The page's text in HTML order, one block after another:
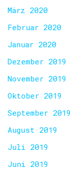
März 2020
Februar 2020
Januar 2020
Dezember 2019
November 2019
Oktober 2019
September 2019
August 2019
Juli 2019
Juni 2019